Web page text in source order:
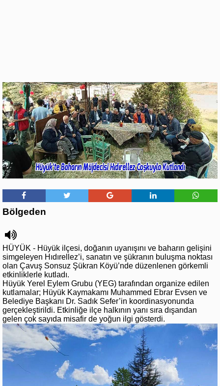
Bölgeden
HÜYÜK - Hüyük ilçesi, doğanın uyanışını ve baharın gelişini
simgeleyen Hıdırellez’i, sanatın ve şükranın buluşma noktası
olan Çavuş Sonsuz Şükran Köyü’nde düzenlenen görkemli
etkinliklerle kutladı.
Hüyük Yerel Eylem Grubu (YEG) tarafından organize edilen
kutlamalar; Hüyük Kaymakamı Muhammed Ebrar Evsen ve
Belediye Başkanı Dr. Sadık Sefer’in koordinasyonunda
gerçekleştirildi. Etkinliğe ilçe halkının yanı sıra dışarıdan
gelen çok sayıda misafir de yoğun ilgi gösterdi.